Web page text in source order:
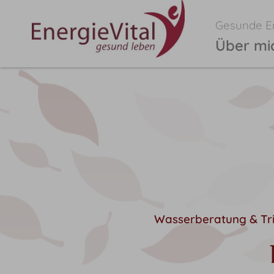
Gesunde
Über
Wasserberatung &